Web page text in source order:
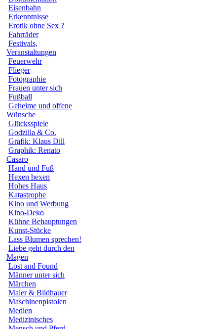
Eisenbahn
Erkenntnisse
Erotik ohne Sex ?
Fahrräder
Festivals,
Veranstaltungen
Feuerwehr
Flieger
Fotographie
Frauen unter sich
Fußball
Geheime und offene
Wünsche
Glücksspiele
Godzilla & Co.
Grafik: Klaus Dill
Graphik: Renato
Casaro
Hand und Fuß
Hexen hexen
Hohes Haus
Katastrophe
Kino und Werbung
Kino-Deko
Kühne Behauptungen
Kunst-Stücke
Lass Blumen sprechen!
Liebe geht durch den
Magen
Lost and Found
Männer unter sich
Märchen
Maler & Bildhauer
Maschinenpistolen
Medien
Medizinisches